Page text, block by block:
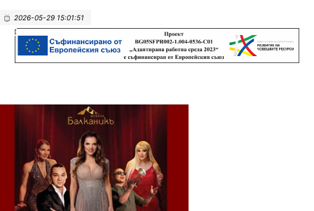
2026-05-29 15:01:51